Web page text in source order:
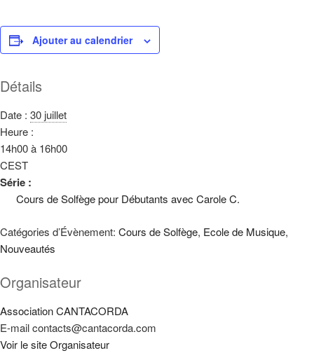
Ajouter au calendrier
Détails
Date : 30 juillet
Heure :
14h00 à 16h00
CEST
Série :
Cours de Solfège pour Débutants avec Carole C.
Catégories d’Évènement: Cours de Solfège, Ecole de Musique,
Nouveautés
Organisateur
Association CANTACORDA
E-mailcontacts@cantacorda.com
Voir le site Organisateur